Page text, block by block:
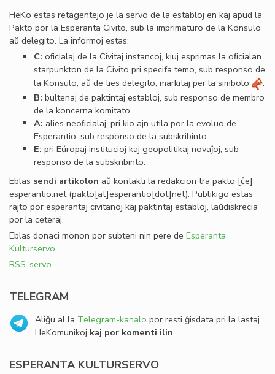
HeKo estas retagentejo je la servo de la establoj en kaj apud la
Pakto por la Esperanta Civito, sub la imprimaturo de la Konsulo
aŭ delegito. La informoj estas:
C: oﬁcialaj de la Civitaj instancoj, kiuj esprimas la oﬁcialan
starpunkton de la Civito pri specifa temo, sub responso de
la Konsulo, aŭ de ties delegito, markitaj per la simbolo
.
B: bultenaj de paktintaj establoj, sub responso de membro
de la koncerna komitato.
A: alies neoﬁcialaj, pri kio ajn utila por la evoluo de
Esperantio, sub responso de la subskribinto.
E: pri Eŭropaj institucioj kaj geopolitikaj novaĵoj, sub
responso de la subskribinto.
Eblas sendi artikolon aŭ kontakti la redakcion tra pakto [ĉe]
esperantio.net(pakto[at]esperantio[dot]net). Publikigo estas
rajto por esperantaj civitanoj kaj paktintaj establoj, laŭdiskrecia
por la ceteraj.
Eblas donaci monon por subteni nin pere de Esperanta
Kulturservo.
RSS-servo
TELEGRAM
Aliĝu al la Telegram-kanalo por resti ĝisdata pri la lastaj
HeKomunikoj kaj por komenti ilin.
ESPERANTA KULTURSERVO